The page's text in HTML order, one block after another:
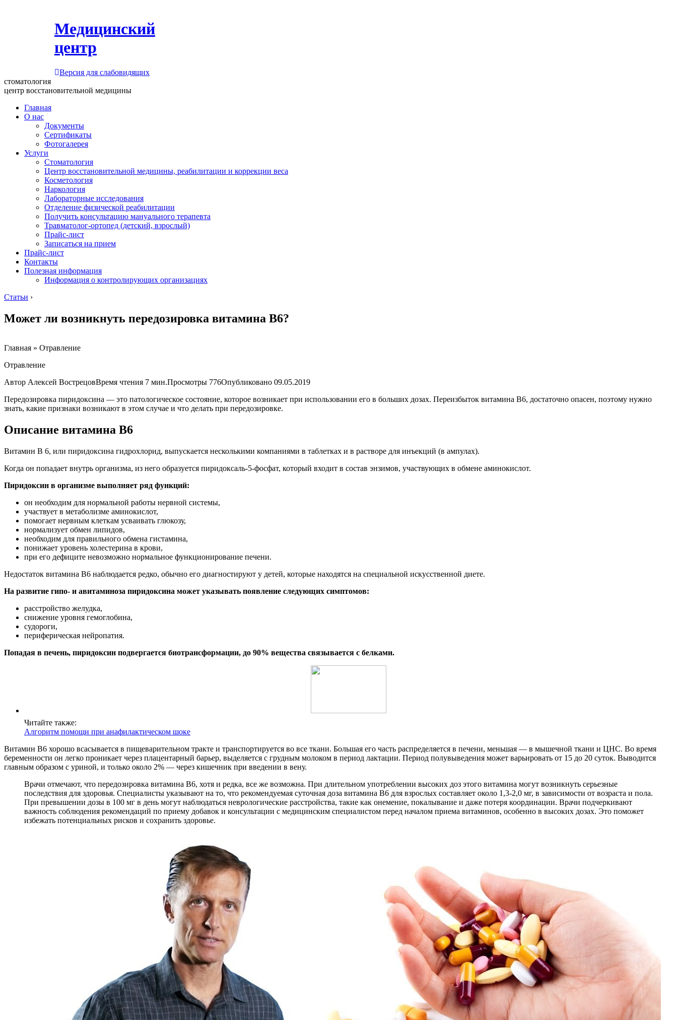
Медицинский
центр
Версия для слабовидящих
стоматология
центр восстановительной медицины
Главная
О нас
Документы
Сертификаты
Фотогалерея
Услуги
Стоматология
Центр восстановительной медицины, реабилитации и коррекции веса
Косметология
Наркология
Лабораторные исследования
Отделение физической реабилитации
Получить консультацию мануального терапевта
Травматолог-ортопед (детский, взрослый)
Прайс-лист
Записаться на прием
Прайс-лист
Контакты
Полезная информация
Информация о контролирующих организациях
Статьи ›
Может ли возникнуть передозировка витамина B6?
Главная » Отравление
Отравление
Автор Алексей ВострецовВремя чтения 7 мин.Просмотры 776Опубликовано 09.05.2019
Передозировка пиридоксина — это патологическое состояние, которое возникает при использовании его в больших дозах. Переизбыток витамина В6, достаточно опасен, поэтому нужно
знать, какие признаки возникают в этом случае и что делать при передозировке.
Описание витамина В6
Витамин В 6, или пиридоксина гидрохлорид, выпускается несколькими компаниями в таблетках и в растворе для инъекций (в ампулах).
Когда он попадает внутрь организма, из него образуется пиридоксаль-5-фосфат, который входит в состав энзимов, участвующих в обмене аминокислот.
Пиридоксин в организме выполняет ряд функций:
он необходим для нормальной работы нервной системы,
участвует в метаболизме аминокислот,
помогает нервным клеткам усваивать глюкозу,
нормализует обмен липидов,
необходим для правильного обмена гистамина,
понижает уровень холестерина в крови,
при его дефиците невозможно нормальное функционирование печени.
Недостаток витамина В6 наблюдается редко, обычно его диагностируют у детей, которые находятся на специальной искусственной диете.
На развитие гипо- и авитаминоза пиридоксина может указывать появление следующих симптомов:
расстройство желудка,
снижение уровня гемоглобина,
судороги,
периферическая нейропатия.
Попадая в печень, пиридоксин подвергается биотрансформации, до 90% вещества связывается с белками.
Читайте также:
Алгоритм помощи при анафилактическом шоке
Витамин В6 хорошо всасывается в пищеварительном тракте и транспортируется во все ткани. Большая его часть распределяется в печени, меньшая — в мышечной ткани и ЦНС. Во время
беременности он легко проникает через плацентарный барьер, выделяется с грудным молоком в период лактации. Период полувыведения может варьировать от 15 до 20 суток. Выводится
главным образом с уриной, и только около 2% — через кишечник при введении в вену.
Врачи отмечают, что передозировка витамина B6, хотя и редка, все же возможна. При длительном употреблении высоких доз этого витамина могут возникнуть серьезные
последствия для здоровья. Специалисты указывают на то, что рекомендуемая суточная доза витамина B6 для взрослых составляет около 1,3-2,0 мг, в зависимости от возраста и пола.
При превышении дозы в 100 мг в день могут наблюдаться неврологические расстройства, такие как онемение, покалывание и даже потеря координации. Врачи подчеркивают
важность соблюдения рекомендаций по приему добавок и консультации с медицинским специалистом перед началом приема витаминов, особенно в высоких дозах. Это поможет
избежать потенциальных рисков и сохранить здоровье.